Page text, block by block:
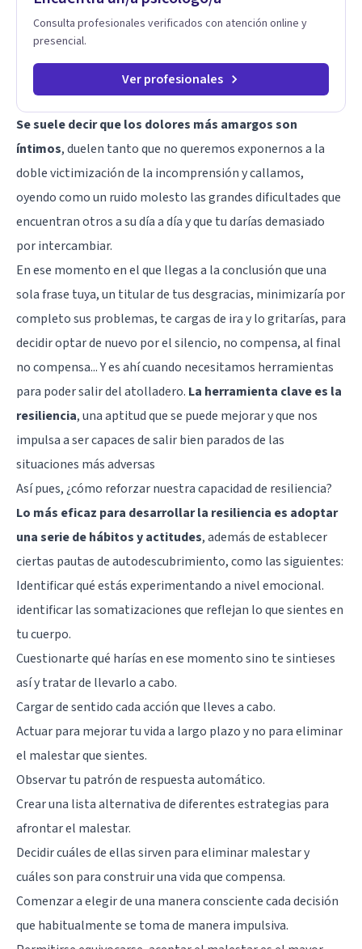
Consulta profesionales verificados con atención online y
presencial.
Ver profesionales
Se suele decir que los dolores más amargos son
íntimos, duelen tanto que no queremos exponernos a la
doble victimización de la incomprensión y callamos,
oyendo como un ruido molesto las grandes dificultades que
encuentran otros a su día a día y que tu darías demasiado
por intercambiar.
En ese momento en el que llegas a la conclusión que una
sola frase tuya, un titular de tus desgracias, minimizaría por
completo sus problemas, te cargas de ira y lo gritarías, para
decidir optar de nuevo por el silencio, no compensa, al final
no compensa... Y es ahí cuando necesitamos herramientas
para poder salir del atolladero. La herramienta clave es la
resiliencia, una aptitud que se puede mejorar y que nos
impulsa a ser capaces de salir bien parados de las
situaciones más adversas
Así pues, ¿cómo reforzar nuestra capacidad de resiliencia?
Lo más eficaz para desarrollar la resiliencia es adoptar
una serie de hábitos y actitudes, además de establecer
ciertas pautas de autodescubrimiento, como las siguientes:
Identificar qué estás experimentando a nivel emocional.
identificar lassomatizacionesque reflejan lo que sientes en
tu cuerpo.
Cuestionarte qué harías en ese momento sino te sintieses
así y tratar de llevarlo a cabo.
Cargar de sentido cada acción que lleves a cabo.
Actuar para mejorar tu vida a largo plazo y no para eliminar
el malestar que sientes.
Observar tu patrón de respuesta automático.
Crear una lista alternativa de diferentes estrategias para
afrontar el malestar.
Decidir cuáles de ellas sirven para eliminar malestar y
cuáles son para construir una vida que compensa.
Comenzar a elegir de una manera consciente cada decisión
que habitualmente se toma de manera impulsiva.